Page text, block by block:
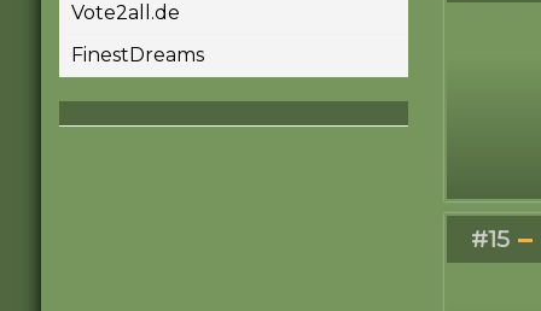
Vote2all.de
FinestDreams
#15